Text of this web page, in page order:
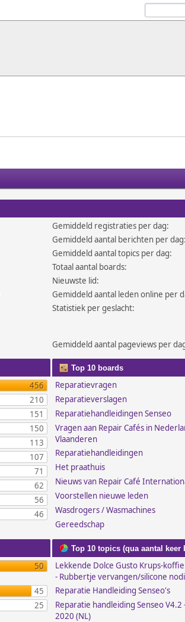
Gemiddeld registraties per dag:
Gemiddeld aantal berichten per
Gemiddeld aantal topics per dag:
Totaal aantal boards:
Nieuwste lid:
Gemiddeld aantal leden online per
Statistiek per geslacht:
Gemiddeld aantal pageviews per
456
210
151
150
113
107
71
62
56
46
Top 10 boards
Reparatievragen
Reparatieverslagen
Reparatiehandleidingen Senseo
Vragen aan Repair Cafés in
Vlaanderen
Reparatiehandleidingen
Het praathuis
Nieuws van Repair Café
Voorstellen nieuwe leden
Wasdrogers / Wasmachines
Gereedschap
50
45
25
Top 10 topics (qua aantal keer
Lekkende Dolce Gusto Krups-
- Rubbertje vervangen/silicone
Reparatie Handleiding Senseo's
Reparatie handleiding Senseo V4.2
2020 (NL)